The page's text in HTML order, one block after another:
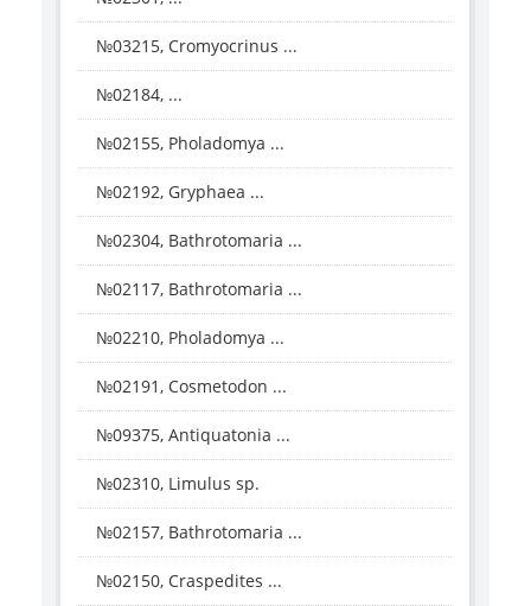
№03215, Cromyocrinus ...
№02184, ...
№02155, Pholadomya ...
№02192, Gryphaea ...
№02304, Bathrotomaria ...
№02117, Bathrotomaria ...
№02210, Pholadomya ...
№02191, Cosmetodon ...
№09375, Antiquatonia ...
№02310, Limulus sp.
№02157, Bathrotomaria ...
№02150, Craspedites ...